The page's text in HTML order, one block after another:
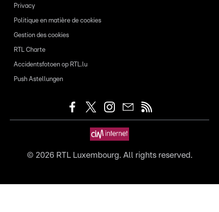
Privacy
Politique en matière de cookies
Gestion des cookies
RTL Charte
Accidentsfotoen op RTL.lu
Push Astellungen
© 2026RTL Luxembourg. All rights reserved.